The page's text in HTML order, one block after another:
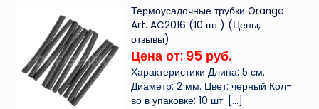
Термоусадочные трубки Orange
Art. AC2016 (10 шт.) (Цены,
отзывы)
Цена от: 95 руб.
Характеристики Длина: 5 см.
Диаметр: 2 мм. Цвет: черный Кол-
во в упаковке: 10 шт. […]